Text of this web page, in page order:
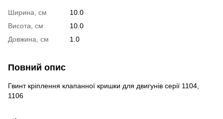
Ширина, см
10.0
Висота, см
10.0
Довжина, см
1.0
Повний опис
Гвинт кріплення клапанної кришки для двигунів серії 1104,
1106